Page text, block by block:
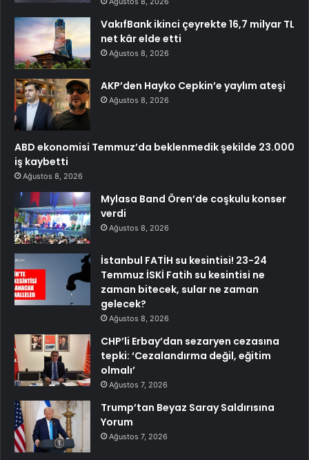
VakıfBank ikinci çeyrekte 16,7 milyar TL
net kâr elde etti
Ağustos 8, 2026
AKP’den Hayko Cepkin’e yaylım ateşi
Ağustos 8, 2026
ABD ekonomisi Temmuz’da beklenmedik şekilde 23.000
iş kaybetti
Ağustos 8, 2026
Mylasa Band Ören’de coşkulu konser
verdi
Ağustos 8, 2026
İstanbul FATİH su kesintisi! 23-24
Temmuz İSKİ Fatih su kesintisi ne
zaman bitecek, sular ne zaman
gelecek?
Ağustos 8, 2026
CHP’li Erbay’dan sezaryen cezasına
tepki: ‘Cezalandırma değil, eğitim
olmalı’
Ağustos 7, 2026
Trump’tan Beyaz Saray Saldırısına
Yorum
Ağustos 7, 2026